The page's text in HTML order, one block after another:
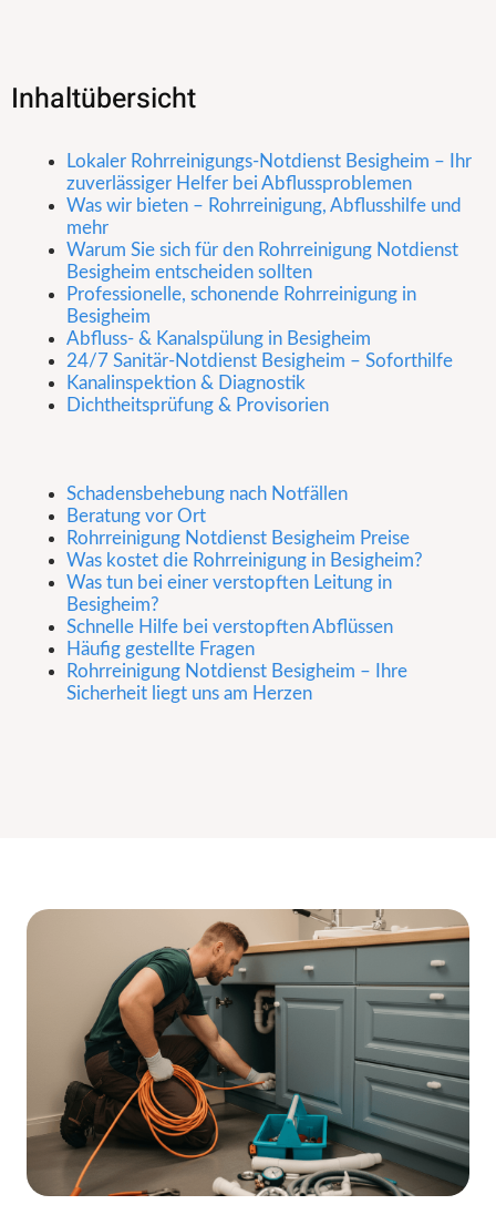
Inhaltübersicht
Lokaler Rohrreinigungs-Notdienst Besigheim – Ihr
zuverlässiger Helfer bei Abflussproblemen
Was wir bieten – Rohrreinigung, Abflusshilfe und
mehr
Warum Sie sich für den Rohrreinigung Notdienst
Besigheim entscheiden sollten
Professionelle, schonende Rohrreinigung in
Besigheim
Abfluss- & Kanalspülung in Besigheim
24/7 Sanitär-Notdienst Besigheim – Soforthilfe
Kanalinspektion & Diagnostik
Dichtheitsprüfung & Provisorien
Schadensbehebung nach Notfällen
Beratung vor Ort
Rohrreinigung Notdienst Besigheim Preise
Was kostet die Rohrreinigung in Besigheim?
Was tun bei einer verstopften Leitung in
Besigheim?
Schnelle Hilfe bei verstopften Abflüssen
Häufig gestellte Fragen
Rohrreinigung Notdienst Besigheim – Ihre
Sicherheit liegt uns am Herzen